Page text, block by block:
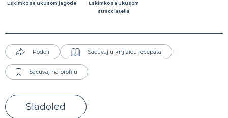
Eskimko sa ukusom jagode
Eskimko sa ukusom
stracciatella
Podeli Sačuvaj u knjižicu recepata
Sačuvaj na profilu
Sladoled